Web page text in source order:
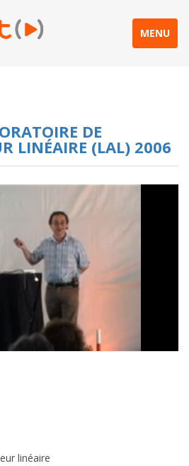
MENU
DE
LINÉAIRE (LAL) 2006
linéaire